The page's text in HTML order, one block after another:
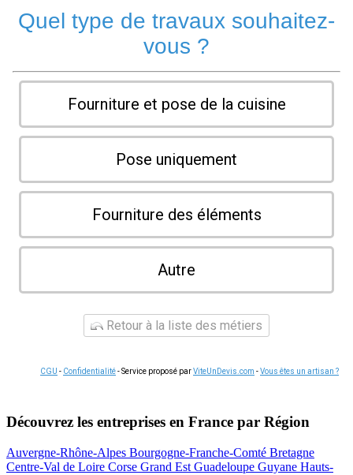
Quel type de travaux souhaitez-
vous ?
Fourniture et pose de la cuisine
Pose uniquement
Fourniture des éléments
Autre
Retour à la liste des métiers
CGU - Confidentialité- Service proposé parViteUnDevis.com -Vous êtes un artisan ?
Découvrez les entreprises en France par Région
Auvergne-Rhône-Alpes Bourgogne-Franche-Comté Bretagne
Centre-Val de Loire Corse Grand Est Guadeloupe Guyane Hauts-